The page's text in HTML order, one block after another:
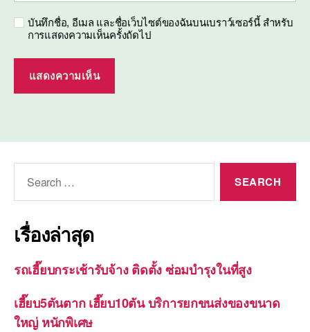
บันทึกชื่อ, อีเมล และชื่อเว็บไซต์ของฉันบนเบราว์เซอร์นี้ สำหรับ
การแสดงความเห็นครั้งถัดไป
เรื่องล่าสุด
รถเฮี๊ยบกระเช้ารับจ้าง ติดตั้ง ซ่อมบำรุงในที่สูง
เฮี๊ยบ5ตันตาก เฮี๊ยบ10ตัน บริการยกขนส่งของขนาด
ใหญ่ หนักพิเศษ